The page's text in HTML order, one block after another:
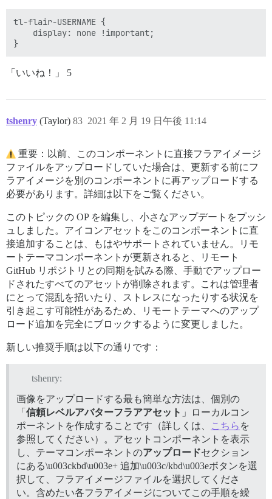
tl-flair-USERNAME {
    display: none !important;
「いいね！」 5
tshenry (Taylor) 2021 年 2 月 19 日午後 11:14
83
重要：以前、このコンポーネントに直接フラアイメージ
ファイルをアップロードしていた場合は、更新する前にフ
ラアイメージを別のコンポーネントに再アップロードする
必要があります。詳細は以下をご覧ください。
このトピックの OP を編集し、小さなアップデートをプッシ
ュしました。アイコンアセットをこのコンポーネントに直
接追加することは、もはやサポートされていません。リモ
ートテーマコンポーネントが更新されると、リモート
GitHub リポジトリとの同期を試みる際、手動でアップロー
ドされたすべてのアセットが削除されます。これは管理者
にとって混乱を招いたり、ストレスになったりする状況を
引き起こす可能性があるため、リモートテーマへのアップ
ロード追加を完全にブロックするように変更しました。
新しい推奨手順は以下の通りです：
tshenry:
画像をアップロードする最も簡単な方法は、個別の
「 信頼レベルアバターフラアアセット 」ローカルコン
ポーネントを作成することです（詳しくは、
こちら を
参照してください）。アセットコンポーネントを表示
し、テーマコンポーネントのアップロードセクション
にある\u003ckbd\u003e+ 追加\u003c/kbd\u003eボタンを選
択して、フラアイメージファイルを選択してくださ
い。含めたい各フラアイメージについてこの手順を繰